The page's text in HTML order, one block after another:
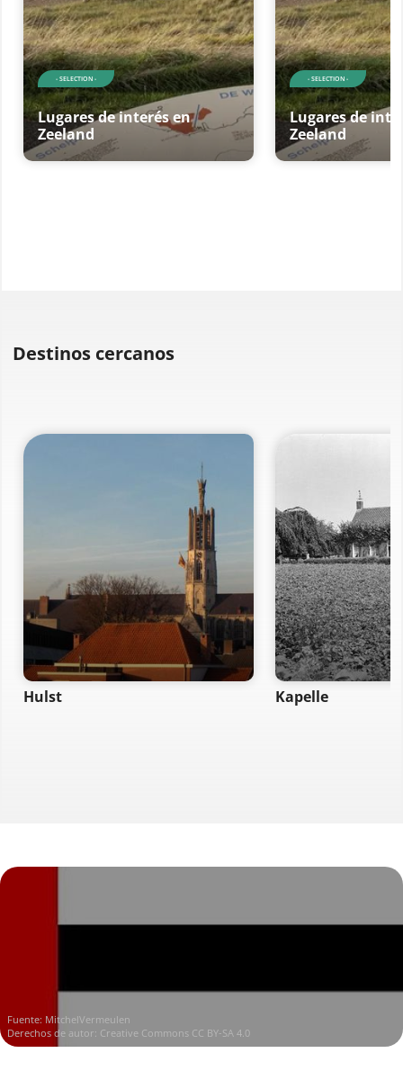
- SELECTION -
Lugares de interés en
Zeeland
- SELECTION -
Lugares de
Zeeland
Destinos cercanos
Hulst Kapelle
Fuente: MitchelVermeulen
Derechos de autor: Creative Commons CC BY-SA 4.0